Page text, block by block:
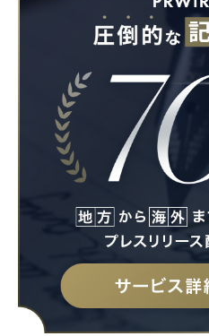
Japanese
English